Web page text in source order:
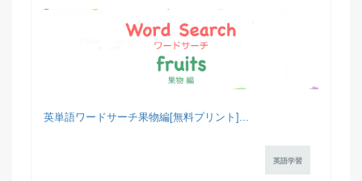
英単語ワードサーチ果物編[無料プリント]...
英語学習